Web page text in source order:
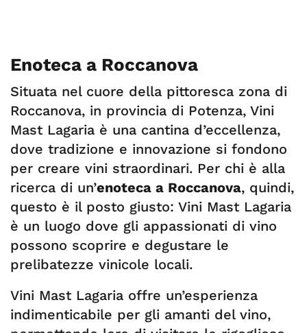
Enoteca a Roccanova
Situata nel cuore della pittoresca zona di
Roccanova, in provincia di Potenza, Vini
Mast Lagaria è una cantina d’eccellenza,
dove tradizione e innovazione si fondono
per creare vini straordinari. Per chi è alla
ricerca di un’enoteca a Roccanova, quindi,
questo è il posto giusto: Vini Mast Lagaria
è un luogo dove gli appassionati di vino
possono scoprire e degustare le
prelibatezze vinicole locali.
Vini Mast Lagaria offre un’esperienza
indimenticabile per gli amanti del vino,